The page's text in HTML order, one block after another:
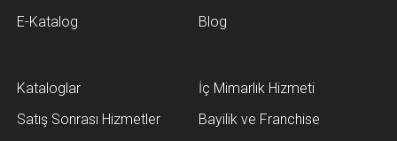
E-Katalog
Blog
Kataloglar
İç Mimarlık Hizmeti
Satış Sonrası Hizmetler
Bayilik ve Franchise